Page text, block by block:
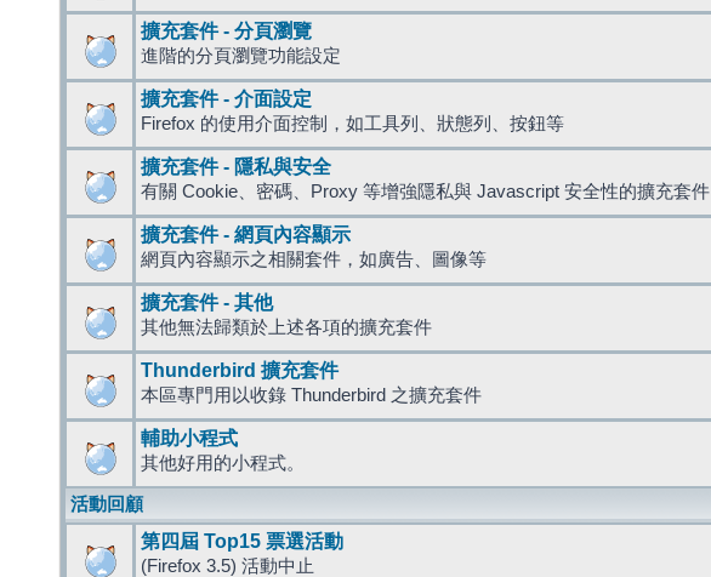
擴充套件 - 分頁瀏覽
進階的分頁瀏覽功能設定
擴充套件 - 介面設定
Firefox 的使用介面控制，如工具列、狀態列、按鈕等
擴充套件 - 隱私與安全
有關 Cookie、密碼、Proxy 等增強隱私與 Javascript 安全性的擴充套件
擴充套件 - 網頁內容顯示
網頁內容顯示之相關套件，如廣告、圖像等
擴充套件 - 其他
其他無法歸類於上述各項的擴充套件
Thunderbird 擴充套件
本區專門用以收錄 Thunderbird 之擴充套件
輔助小程式
其他好用的小程式。
活動回顧
第四屆 Top15 票選活動
(Firefox 3.5) 活動中止